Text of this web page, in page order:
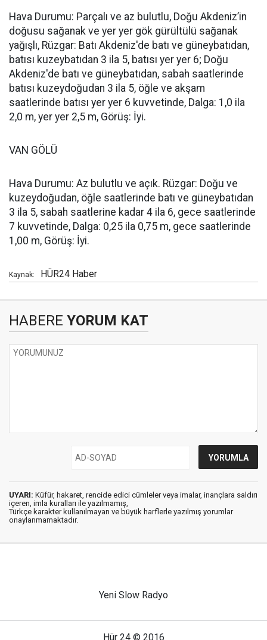
Hava Durumu: Parçalı ve az bulutlu, Doğu Akdeniz’in
doğusu sağanak ve yer yer gök gürültülü sağanak
yağışlı, Rüzgar: Batı Akdeniz'de batı ve güneybatıdan,
batısı kuzeybatıdan 3 ila 5, batısı yer yer 6; Doğu
Akdeniz'de batı ve güneybatıdan, sabah saatlerinde
batısı kuzeydoğudan 3 ila 5, öğle ve akşam
saatlerinde batısı yer yer 6 kuvvetinde, Dalga: 1,0 ila
2,0 m, yer yer 2,5 m, Görüş: İyi.
VAN GÖLÜ
Hava Durumu: Az bulutlu ve açık. Rüzgar: Doğu ve
kuzeydoğudan, öğle saatlerinde batı ve güneybatıdan
3 ila 5, sabah saatlerine kadar 4 ila 6, gece saatlerinde
7 kuvvetinde, Dalga: 0,25 ila 0,75 m, gece saatlerinde
1,00 m, Görüş: İyi.
Kaynak: HÜR24 Haber
HABERE YORUM KAT
UYARI: Küfür, hakaret, rencide edici cümleler veya imalar, inançlara saldırı
içeren, imla kuralları ile yazılmamış,
Türkçe karakter kullanılmayan ve büyük harflerle yazılmış yorumlar
onaylanmamaktadır.
Yeni Slow Radyo
Hür 24 © 2016